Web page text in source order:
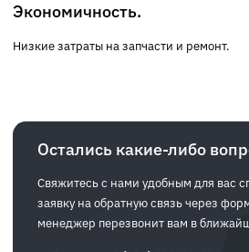
Экономичность.
Низкие затраты на запчасти и ремонт.
Остались какие-либо
Свяжитесь с нами удобным для вас
заявку на обратную связь через
менеджер перезвонит вам в